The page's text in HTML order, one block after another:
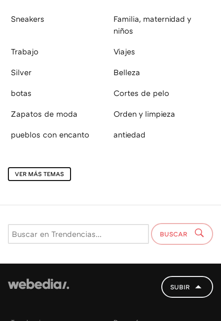
Sneakers
Familia, maternidad y
niños
Trabajo Viajes
Silver Belleza
botas Cortes de pelo
Zapatos de moda Orden y limpieza
pueblos con encanto antiedad
VER MÁS TEMAS
BUSCAR
SUBIR